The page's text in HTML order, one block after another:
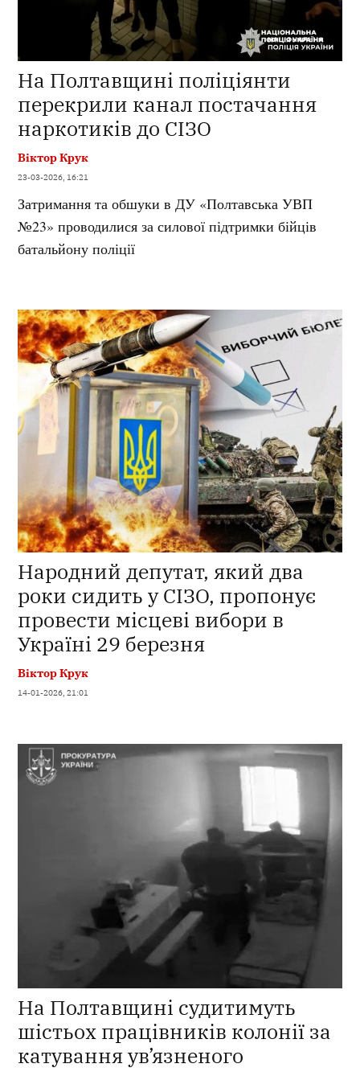
На Полтавщині поліціянти
перекрили канал постачання
наркотиків до СІЗО
Віктор Крук
23-03-2026, 16:21
Затримання та обшуки в ДУ «Полтавська УВП
№23» проводилися за силової підтримки бійців
батальйону поліції
Народний депутат, який два
роки сидить у СІЗО, пропонує
провести місцеві вибори в
Україні 29 березня
Віктор Крук
14-01-2026, 21:01
На Полтавщині судитимуть
шістьох працівників колонії за
катування ув’язненого